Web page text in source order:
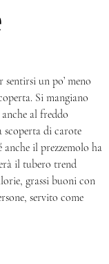
un po’ meno
Si mangiano
al freddo
di carote
il prezzemolo ha
il tubero trend
grassi buoni con
servito come